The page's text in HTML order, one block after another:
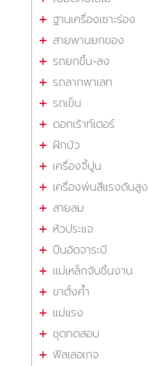
ฐานเครื่องเซาะร่อง
สายพานยกของ
รถยกขึ้น-ลง
รถลากพาเลท
รถเข็น
ดอกเร้าท์เตอร์
ฝักบัว
เครื่องจี้ปูน
เครื่องพ่นสีแรงดันสูง
สายลม
หัวประแจ
ปืนอัดจาระบี
แม่เหล็กจับชิ้นงาน
ขาตั้งค้ำ
แม่แรง
ชุดทดสอบ
ฟิลเลอเกจ